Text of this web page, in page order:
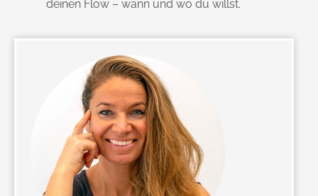
deinen Flow – wann und wo du willst.